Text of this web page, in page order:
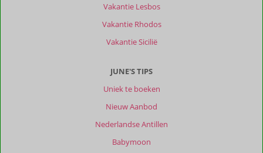
Vakantie Lesbos
Vakantie Rhodos
Vakantie Sicilië
JUNE'S TIPS
Uniek te boeken
Nieuw Aanbod
Nederlandse Antillen
Babymoon